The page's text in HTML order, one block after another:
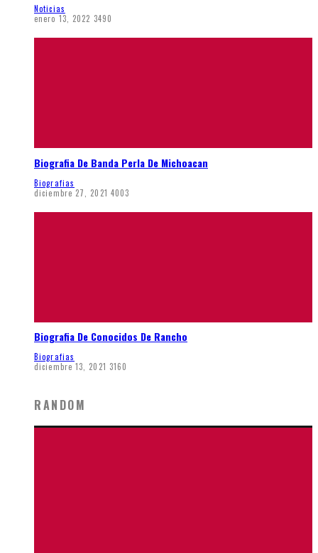
Noticias
enero 13, 2022 3490
Biografia De Banda Perla De Michoacan
Biografias
diciembre 27, 2021 4003
Biografia De Conocidos De Rancho
Biografias
diciembre 13, 2021 3160
RANDOM